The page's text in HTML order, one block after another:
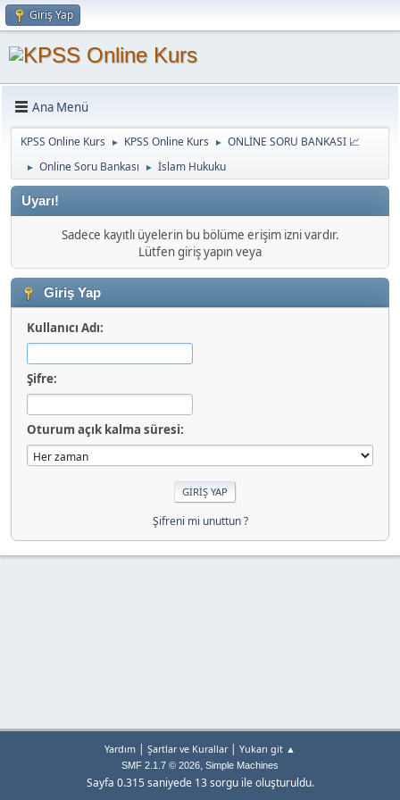
Giriş Yap
Ana Menü
KPSS Online Kurs ► KPSS Online Kurs ► ONLİNE SORU BANKASI 📈
► Online Soru Bankası ► İslam Hukuku
Uyarı!
Sadece kayıtlı üyelerin bu bölüme erişim izni vardır.
Lütfen giriş yapın veya
Giriş Yap
Kullanıcı Adı:
Şifre:
Oturum açık kalma süresi:
Şifreni mi unuttun ?
Yardım | Şartlar ve Kurallar| Yukarı git ▲
SMF 2.1.7 © 2026, Simple Machines
Sayfa 0.315 saniyede 13 sorgu ile oluşturuldu.